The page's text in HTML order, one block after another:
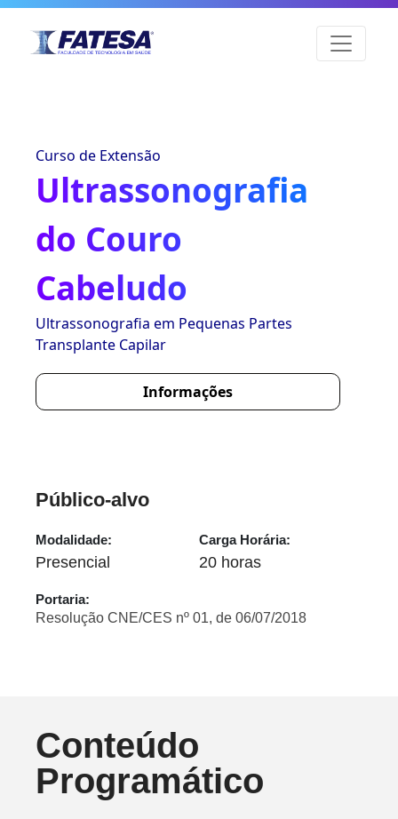
Curso de Extensão
Ultrassonografia
do Couro
Cabeludo
Ultrassonografia em Pequenas Partes
Transplante Capilar
Informações
Público-alvo
Modalidade:
Presencial
Carga Horária:
20 horas
Portaria:
Resolução CNE/CES nº 01, de 06/07/2018
Conteúdo
Programático